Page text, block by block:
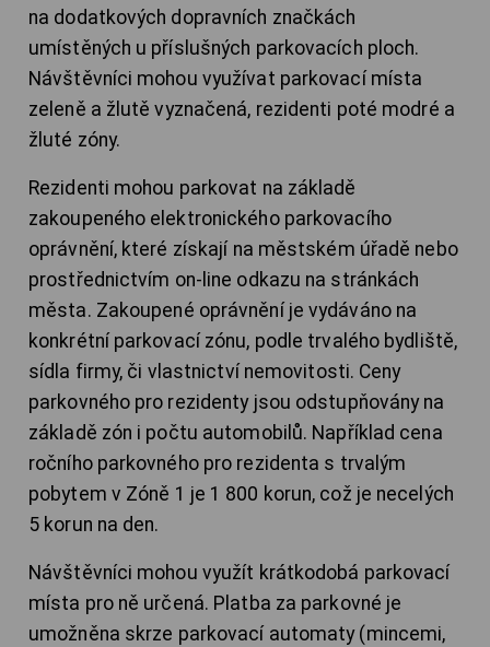
na dodatkových dopravních značkách
umístěných u příslušných parkovacích ploch.
Návštěvníci mohou využívat parkovací místa
zeleně a žlutě vyznačená, rezidenti poté modré a
žluté zóny.
Rezidenti mohou parkovat na základě
zakoupeného elektronického parkovacího
oprávnění, které získají na městském úřadě nebo
prostřednictvím on-line odkazu na stránkách
města. Zakoupené oprávnění je vydáváno na
konkrétní parkovací zónu, podle trvalého bydliště,
sídla firmy, či vlastnictví nemovitosti. Ceny
parkovného pro rezidenty jsou odstupňovány na
základě zón i počtu automobilů. Například cena
ročního parkovného pro rezidenta s trvalým
pobytem v Zóně 1 je 1 800 korun, což je necelých
5 korun na den.
Návštěvníci mohou využít krátkodobá parkovací
místa pro ně určená. Platba za parkovné je
umožněna skrze parkovací automaty (mincemi,